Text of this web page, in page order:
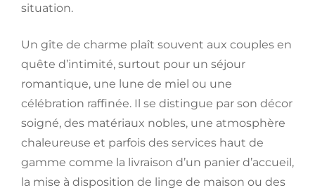
situation.
Un gîte de charme plaît souvent aux couples en
quête d’intimité, surtout pour un séjour
romantique, une lune de miel ou une
célébration raffinée. Il se distingue par son décor
soigné, des matériaux nobles, une atmosphère
chaleureuse et parfois des services haut de
gamme comme la livraison d’un panier d’accueil,
la mise à disposition de linge de maison ou des